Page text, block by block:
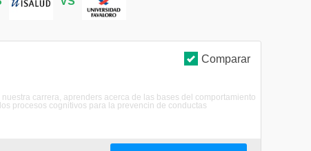
Comparar
carrera, aprenders acerca de las bases del comportamiento
procesos cognitivos para la prevencin de conductas